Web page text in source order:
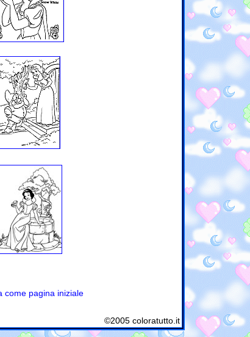
come pagina iniziale
©2005 coloratutto.it